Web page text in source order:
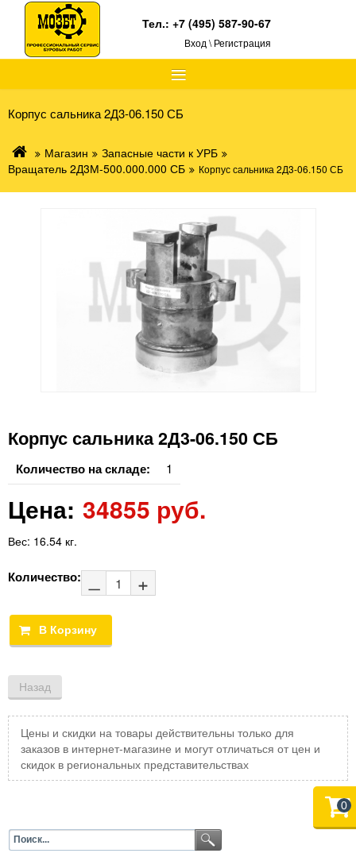
≡
Тел.:+7 (495) 587-90-67
Вход \ Регистрация
Корпус сальника 2Д3-06.150 СБ
Магазин
Запасные части к УРБ
Вращатель 2Д3М-500.000.000 СБ
Корпус сальника 2Д3-06.150 СБ
Корпус сальника 2Д3-06.150 СБ
Количество на складе: 1
Цена: 34855 руб.
Вес: 16.54 кг.
Количество:
Цены и скидки на товары действительны только для
заказов в интернет-магазине и могут отличаться от цен и
скидок в региональных представительствах
0